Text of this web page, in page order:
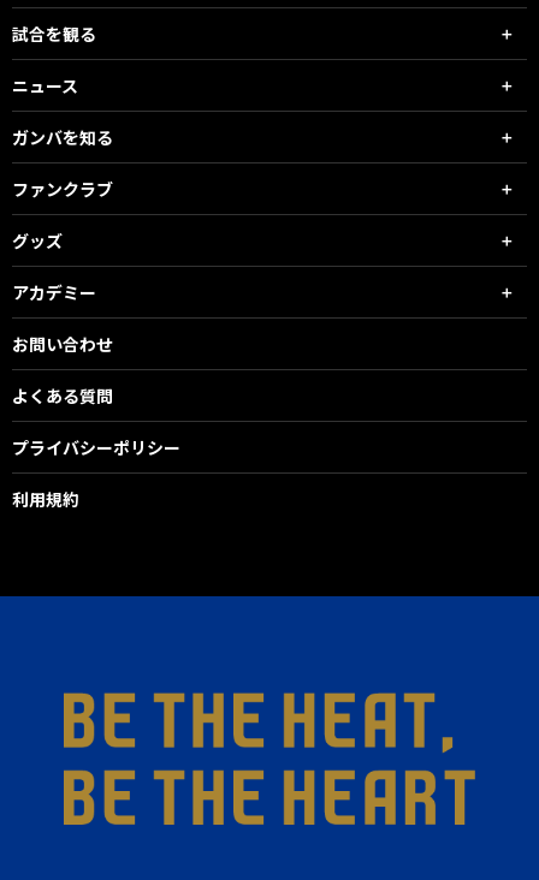
試合を観る
ニュース
ガンバを知る
ファンクラブ
グッズ
アカデミー
お問い合わせ
よくある質問
プライバシーポリシー
利用規約